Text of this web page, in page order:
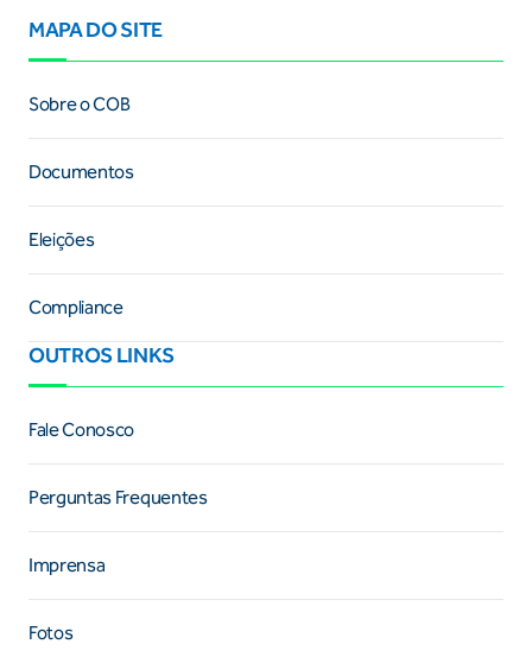
MAPA DO SITE
Sobre o COB
Documentos
Eleições
Compliance
OUTROS LINKS
Fale Conosco
Perguntas Frequentes
Imprensa
Fotos